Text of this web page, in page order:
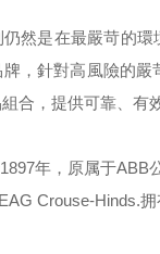
仍然是在最嚴苛的
，針對高風險的
合，提供可靠、有
1897年，原属于ABB
Crouse-Hinds.拥